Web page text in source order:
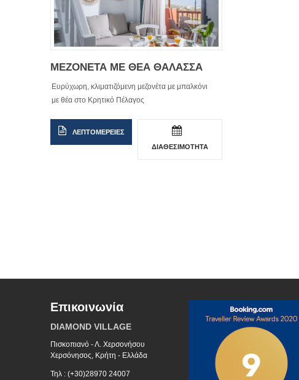
ΜΕΖΟΝΕΤΑ ΜΕ ΘΕΑ ΘΑΛΑΣΣΑ
Ευρύχωρη, κλιματιζόμενη μεζονέτα με μπαλκόνι
με θέα στο Κρητικό Πέλαγος
ΛΕΠΤΟΜΕΡΕΙΕΣ
ΔΙΑΘΕΣΙΜΟΤΗΤΑ
Επικοινωνία
DIAMOND VILLAGE
Πισκοπιανό - Λ. Χερσονήσου
Χερσόνησος, Κρήτη - Ελλάδα
Τηλ : (+30)28970 24007